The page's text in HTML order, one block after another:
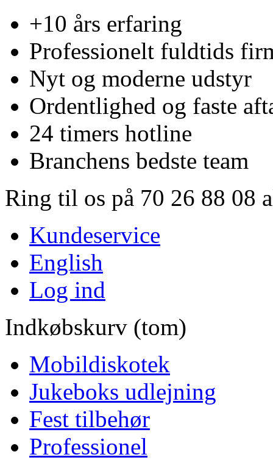
+10 års erfaring
Professionelt fuldtids
Nyt og moderne udstyr
Ordentlighed og faste
24 timers hotline
Branchens bedste team
Ring til os på 70 26 88 08
Kundeservice
English
Log ind
Indkøbskurv (tom)
Mobildiskotek
Jukeboks udlejning
Fest tilbehør
Professionel